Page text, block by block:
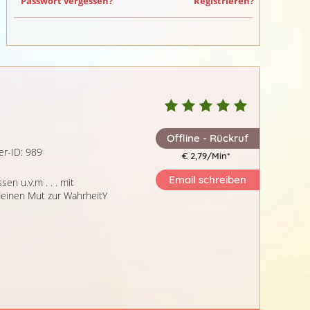
ID: 989
u.v.m . . . mit
Mut zur WahrheitY
Offline - Rückruf
€ 2,79/Min*
Email schreiben